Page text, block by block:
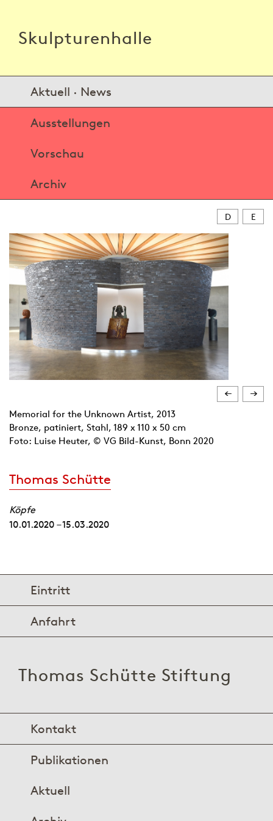
Skulpturenhalle
Aktuell · News
Ausstellungen
Vorschau
Archiv
D E
Memorial for the Unknown Artist, 2013
Bronze, patiniert, Stahl, 189 x 110 x 50 cm
Foto: Luise Heuter, © VG Bild-Kunst, Bonn 2020
Thomas Schütte
Köpfe
10.01.2020 – 15.03.2020
Eintritt
Anfahrt
Thomas Schütte Stiftung
Kontakt
Publikationen
Aktuell